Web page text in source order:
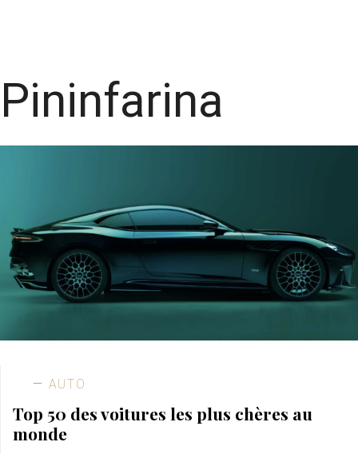
Pininfarina
AUTO
Top 50 des voitures les plus chères au
monde